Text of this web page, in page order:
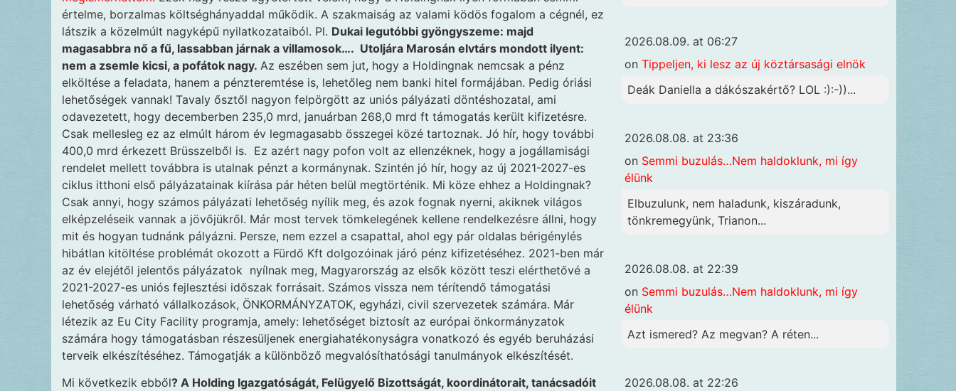
értelme, borzalmas költséghányaddal működik. A szakmaiság az valami ködös fogalom a cégnél, ez
látszik a közelmúlt nagyképű nyilatkozataiból. Pl. Dukai legutóbbi gyöngyszeme: majd
magasabbra nő a fű, lassabban járnak a villamosok…. Utoljára Marosán elvtárs mondott ilyent:
nem a zsemle kicsi, a pofátok nagy. Az eszében sem jut, hogy a Holdingnak nemcsak a pénz
elköltése a feladata, hanem a pénzteremtése is, lehetőleg nem banki hitel formájában. Pedig óriási
lehetőségek vannak! Tavaly ősztől nagyon felpörgött az uniós pályázati döntéshozatal, ami
odavezetett, hogy decemberben 235,0 mrd, januárban 268,0 mrd ft támogatás került kifizetésre.
Csak mellesleg ez az elmúlt három év legmagasabb összegei közé tartoznak. Jó hír, hogy további
400,0 mrd érkezett Brüsszelből is. Ez azért nagy pofon volt az ellenzéknek, hogy a jogállamisági
rendelet mellett továbbra is utalnak pénzt a kormánynak. Szintén jó hír, hogy az új 2021-2027-es
ciklus itthoni első pályázatainak kiírása pár héten belül megtörténik. Mi köze ehhez a Holdingnak?
Csak annyi, hogy számos pályázati lehetőség nyílik meg, és azok fognak nyerni, akiknek világos
elképzeléseik vannak a jövőjükről. Már most tervek tömkelegének kellene rendelkezésre állni, hogy
mit és hogyan tudnánk pályázni. Persze, nem ezzel a csapattal, ahol egy pár oldalas bérigénylés
hibátlan kitöltése problémát okozott a Fürdő Kft dolgozóinak járó pénz kifizetéséhez. 2021-ben már
az év elejétől jelentős pályázatok nyílnak meg, Magyarország az elsők között teszi elérthetővé a
2021-2027-es uniós fejlesztési időszak forrásait. Számos vissza nem térítendő támogatási
lehetőség várható vállalkozások, ÖNKORMÁNYZATOK, egyházi, civil szervezetek számára. Már
létezik az Eu City Facility programja, amely: lehetőséget biztosít az európai önkormányzatok
számára hogy támogatásban részesüljenek energiahatékonyságra vonatkozó és egyéb beruházási
terveik elkészítéséhez. Támogatják a különböző megvalósíthatósági tanulmányok elkészítését.
Mi következik ebből? A Holding Igazgatóságát, Felügyelő Bizottságát, koordinátorait, tanácsadóit
2026.08.09. at 06:27
on Tippeljen, ki lesz az új köztársasági elnök
Deák Daniella a dákószakértő? LOL :):-))...
2026.08.08. at 23:36
on Semmi buzulás…Nem haldoklunk, mi így
élünk
Elbuzulunk, nem haladunk, kiszáradunk,
tönkremegyünk, Trianon...
2026.08.08. at 22:39
on Semmi buzulás…Nem haldoklunk, mi így
élünk
Azt ismered? Az megvan? A réten...
2026.08.08. at 22:26